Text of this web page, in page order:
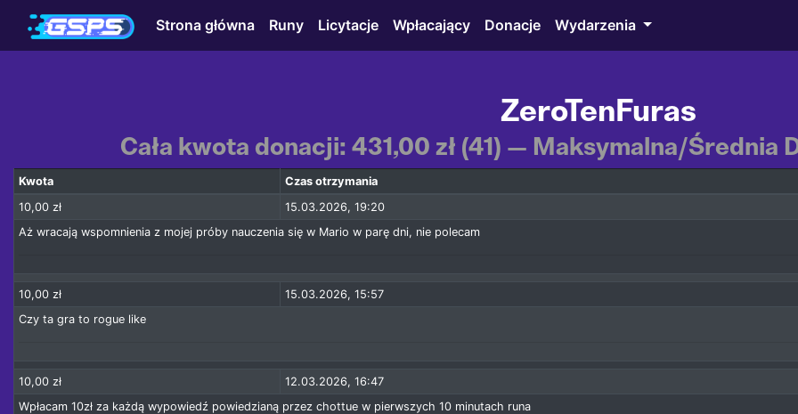
Strona główna Runy Licytacje Wpłacający Donacje Wydarzenia
ZeroTenFuras
Cała kwota donacji: 431,00 zł (41) — Maksymalna/Średnia
Kwota
Czas otrzymania
10,00 zł
15.03.2026, 19:20
Aż wracają wspomnienia z mojej próby nauczenia się w Mario w parę dni, nie polecam
10,00 zł
15.03.2026, 15:57
Czy ta gra to rogue like
10,00 zł
12.03.2026, 16:47
Wpłacam 10zł za każdą wypowiedź powiedzianą przez chottue w pierwszych 10 minutach runa